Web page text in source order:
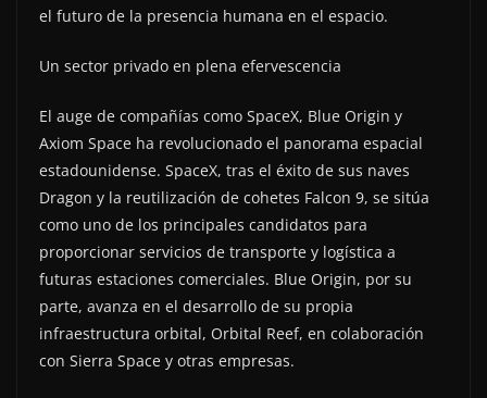
el futuro de la presencia humana en el espacio.
Un sector privado en plena efervescencia
El auge de compañías como SpaceX, Blue Origin y
Axiom Space ha revolucionado el panorama espacial
estadounidense. SpaceX, tras el éxito de sus naves
Dragon y la reutilización de cohetes Falcon 9, se sitúa
como uno de los principales candidatos para
proporcionar servicios de transporte y logística a
futuras estaciones comerciales. Blue Origin, por su
parte, avanza en el desarrollo de su propia
infraestructura orbital, Orbital Reef, en colaboración
con Sierra Space y otras empresas.